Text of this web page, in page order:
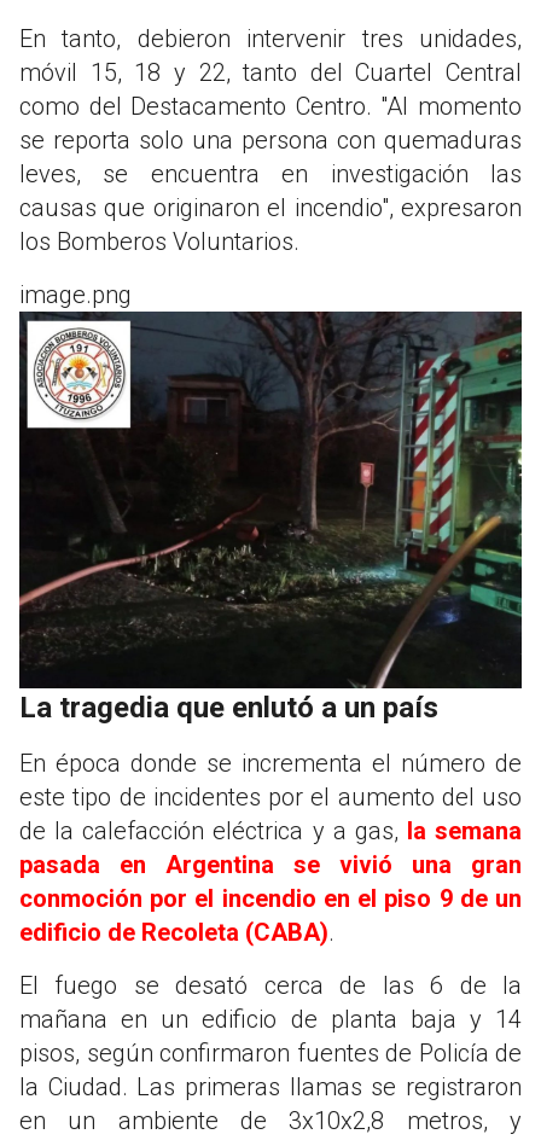
En tanto, debieron intervenir tres unidades,
móvil 15, 18 y 22, tanto del Cuartel Central
como del Destacamento Centro. "Al momento
se reporta solo una persona con quemaduras
leves, se encuentra en investigación las
causas que originaron el incendio", expresaron
los Bomberos Voluntarios.
image.png
La tragedia que enlutó a un país
En época donde se incrementa el número de
este tipo de incidentes por el aumento del uso
de la calefacción eléctrica y a gas, la semana
pasada en Argentina se vivió una gran
conmoción por el incendio en el piso 9 de un
edificio de Recoleta (CABA).
El fuego se desató cerca de las 6 de la
mañana en un edificio de planta baja y 14
pisos, según confirmaron fuentes de Policía de
la Ciudad. Las primeras llamas se registraron
en un ambiente de 3x10x2,8 metros, y